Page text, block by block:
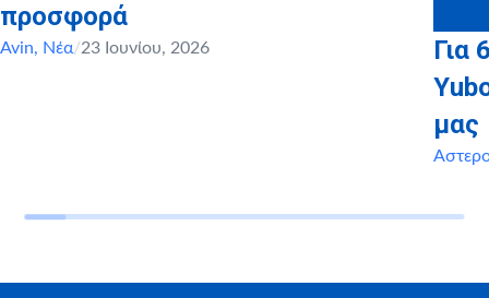
προσφορά
Avin, Νέα/23 Ιουνίου, 2026
Για
μας